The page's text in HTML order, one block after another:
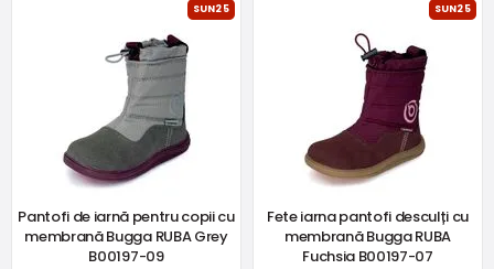
SUN25
Pantofi de iarnă pentru copii cu
membrană Bugga RUBA Grey
B00197-09
SUN25
Fete iarna pantofi desculți cu
membrană Bugga RUBA
Fuchsia B00197-07